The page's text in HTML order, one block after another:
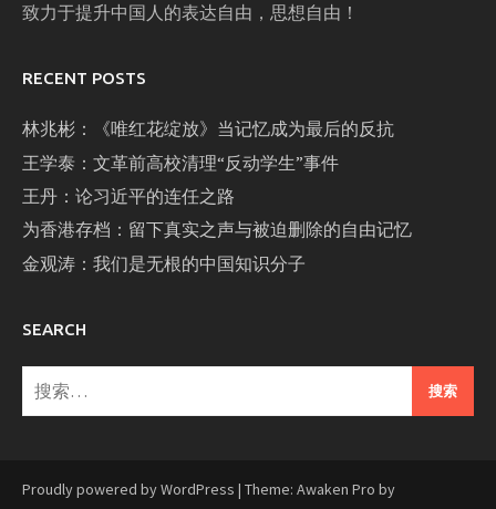
致力于提升中国人的表达自由，思想自由！
RECENT POSTS
林兆彬：《唯红花绽放》当记忆成为最后的反抗
王学泰：文革前高校清理“反动学生”事件
王丹：论习近平的连任之路
为香港存档：留下真实之声与被迫删除的自由记忆
金观涛：我们是无根的中国知识分子
SEARCH
搜
索：
Proudly powered by WordPress | Theme: Awaken Pro by